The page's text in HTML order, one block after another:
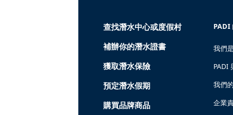
查找潛水中心或度假村
補辦你的潛水證書
獲取潛水保險
預定潛水假期
購買品牌商品
PADI
我們
PADI
我們
企業